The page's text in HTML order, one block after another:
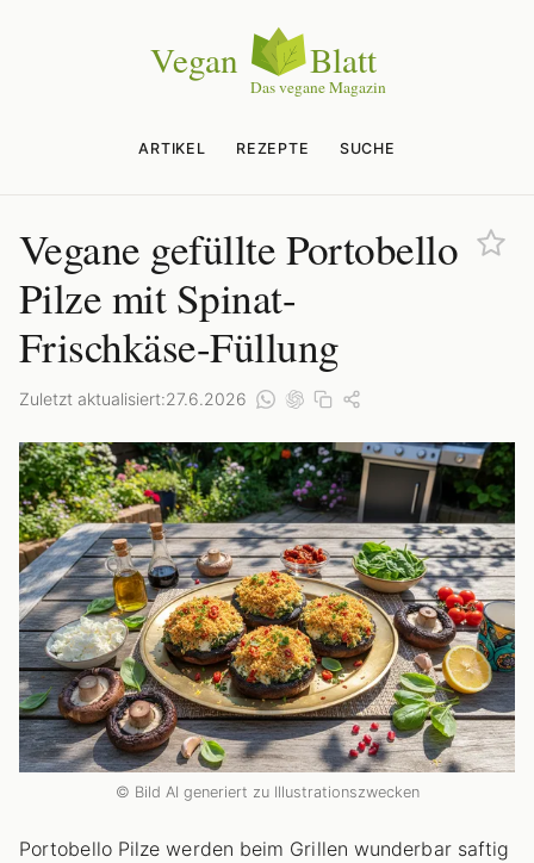
ARTIKEL REZEPTE SUCHE
Vegane gefüllte Portobello
Pilze mit Spinat-
Frischkäse-Füllung
Zuletzt aktualisiert:27.6.2026
© Bild AI generiert zu Illustrationszwecken
Portobello Pilze werden beim Grillen wunderbar saftig